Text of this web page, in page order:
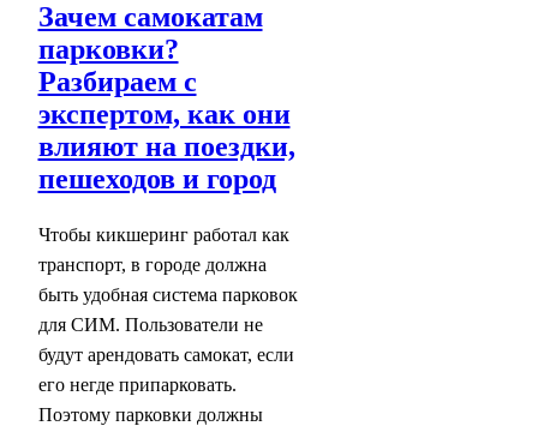
Зачем самокатам
парковки?
Разбираем с
экспертом, как они
влияют на поездки,
пешеходов и город
Чтобы кикшеринг работал как
транспорт, в городе должна
быть удобная система парковок
для СИМ. Пользователи не
будут арендовать самокат, если
его негде припарковать.
Поэтому парковки должны